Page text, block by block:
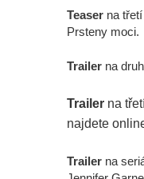
Teaser na
Prsteny moci.
Trailer na
Trailer na
najdete
Trailer na